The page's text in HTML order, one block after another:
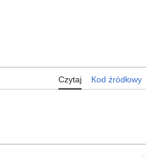
Czytaj Kod źródłowy